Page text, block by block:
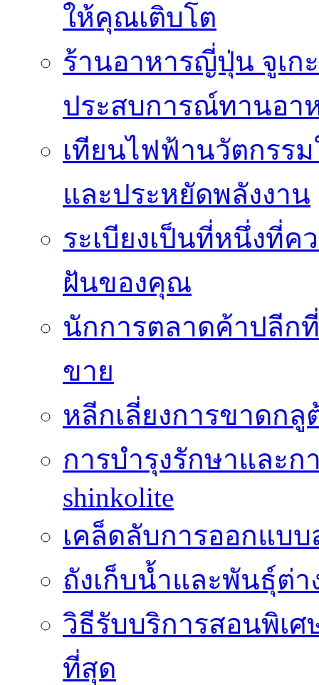
ให้คุณเติบโต
ร้านอาหารญี่ปุ่น จูเก
ประสบการณ์ทานอา
เทียนไฟฟ้านวัตกรร
และประหยัดพลังงาน
ระเบียงเป็นที่หนึ่งที่ค
ฝันของคุณ
นักการตลาดค้าปลีก
ขาย
หลีกเลี่ยงการขาดก
การบำรุงรักษาและ
shinkolite
เคล็ดลับการออกแบ
ถังเก็บน้ำและพันธุ์ต่า
วิธีรับบริการสอนพิเ
ที่สุด